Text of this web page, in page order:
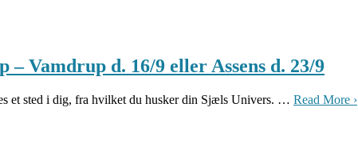
Vamdrup d. 16/9 eller Assens d. 23/9
et sted i dig, fra hvilket du husker din Sjæls Univers. … Read More ›